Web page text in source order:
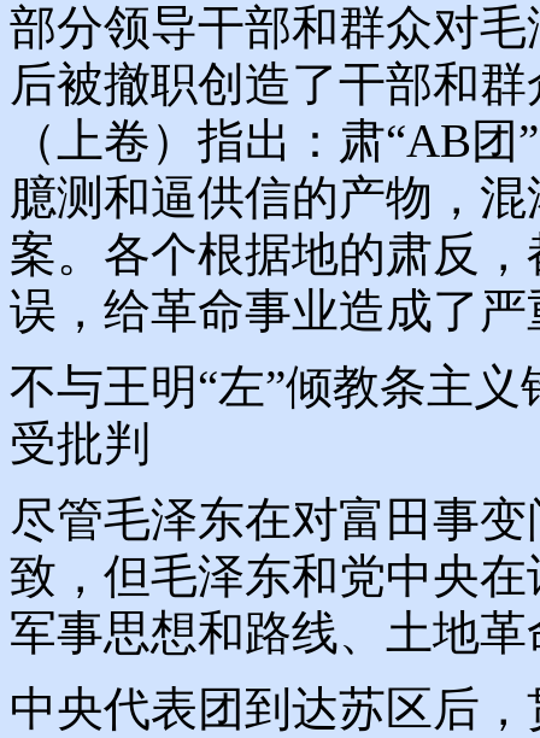
部分领导干部和群众对
后被撤职创造了干部和
（上卷）指出：肃“AB
臆测和逼供信的产物，
案。各个根据地的肃反
误，给革命事业造成了
不与王明“左”倾教条主
受批判
尽管毛泽东在对富田事
致，但毛泽东和党中央
军事思想和路线、土地
中央代表团到达苏区后